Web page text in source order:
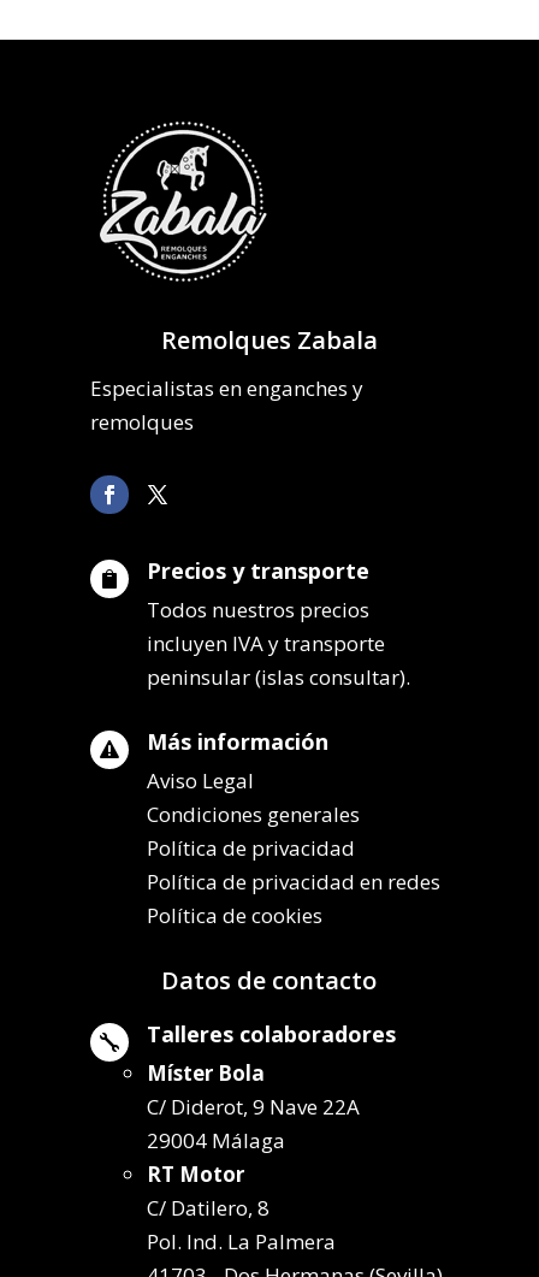
Remolques Zabala
Especialistas en enganches y
remolques
 Precios y transporte
Todos nuestros precios
incluyen IVA y transporte
peninsular (islas consultar).
 Más información
Aviso Legal
Condiciones generales
Política de privacidad
Política de privacidad en redes
Política de cookies
Datos de contacto
 Talleres colaboradores
Míster Bola
C/ Diderot, 9 Nave 22A
29004 Málaga
RT Motor
C/ Datilero, 8
Pol. Ind. La Palmera